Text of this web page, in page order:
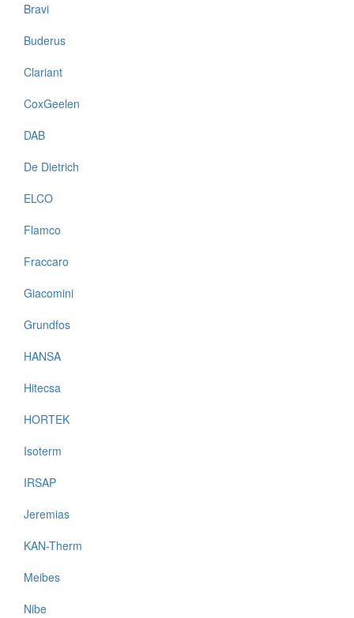
Bravi
Buderus
Clariant
CoxGeelen
DAB
De Dietrich
ELCO
Flamco
Fraccaro
Giacomini
Grundfos
HANSA
Hitecsa
HORTEK
Isoterm
IRSAP
Jeremias
KAN-Therm
Meibes
Nibe